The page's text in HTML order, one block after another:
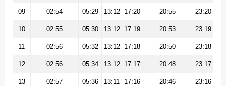
09 02:54 05:29 13:12 17:20 20:55 23:20
10 02:55 05:30 13:12 17:19 20:53 23:19
11 02:56 05:32 13:12 17:18 20:50 23:18
12 02:56 05:34 13:12 17:17 20:48 23:17
13 02:57 05:36 13:11 17:16 20:46 23:16